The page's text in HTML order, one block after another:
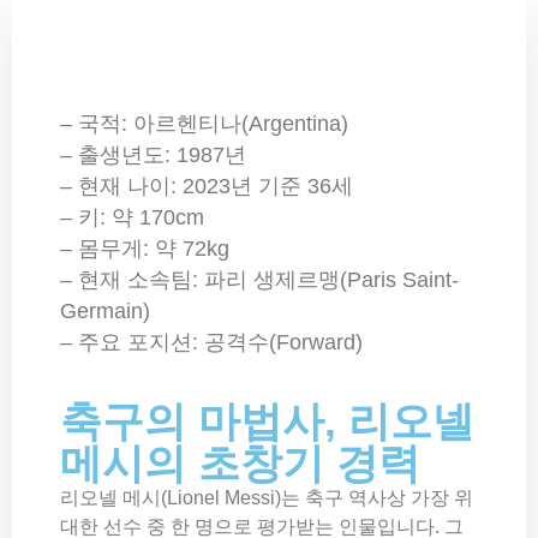
– 국적: 아르헨티나(Argentina)
– 출생년도: 1987년
– 현재 나이: 2023년 기준 36세
– 키: 약 170cm
– 몸무게: 약 72kg
– 현재 소속팀: 파리 생제르맹(Paris Saint-
Germain)
– 주요 포지션: 공격수(Forward)
축구의 마법사, 리오넬
메시의 초창기 경력
리오넬 메시(Lionel Messi)는 축구 역사상 가장 위
대한 선수 중 한 명으로 평가받는 인물입니다. 그